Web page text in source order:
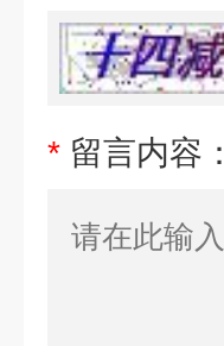
* 留言内容：